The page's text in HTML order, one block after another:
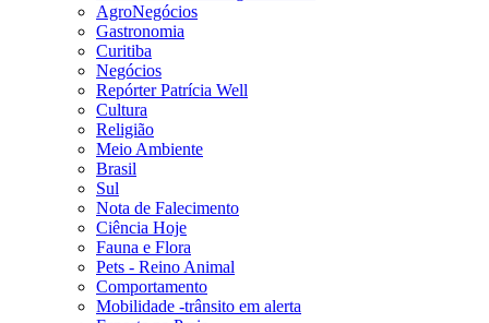
AgroNegócios
Gastronomia
Curitiba
Negócios
Repórter Patrícia Well
Cultura
Religião
Meio Ambiente
Brasil
Sul
Nota de Falecimento
Ciência Hoje
Fauna e Flora
Pets - Reino Animal
Comportamento
Mobilidade -trânsito em alerta